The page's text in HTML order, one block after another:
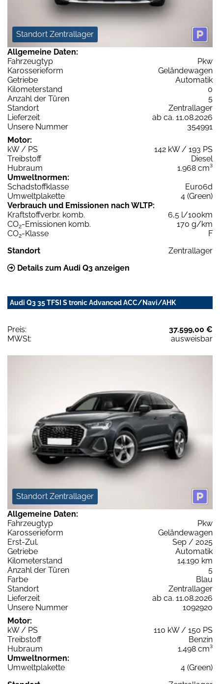
Standort Zentrallager
Allgemeine Daten:
Fahrzeugtyp
Pkw
Karosserieform
Geländewagen
Getriebe
Automatik
Kilometerstand
0
Anzahl der Türen
5
Standort
Zentrallager
Lieferzeit
ab ca. 11.08.2026
Unsere Nummer
354991
Motor:
kW / PS
142 kW / 193 PS
Treibstoff
Diesel
Hubraum
1.968 cm³
Umweltnormen:
Schadstoffklasse
Euro6d
Umweltplakette
4 (Green)
Verbrauch und Emissionen nach WLTP:
Kraftstoffverbr. komb.
6,5 l/100km
CO2-Emissionen komb.
170 g/km
CO2-Klasse
F
Standort
Zentrallager
Details zum Audi Q3 anzeigen
Audi Q3 35 TFSI S tronic Advanced ACC/Navi/AHK
Preis:
37.599,00 €
MWSt:
ausweisbar
Standort Zentrallager
Allgemeine Daten:
Fahrzeugtyp
Pkw
Karosserieform
Geländewagen
Erst-Zul.
Sep / 2025
Getriebe
Automatik
Kilometerstand
14.190 km
Anzahl der Türen
5
Farbe
Blau
Standort
Zentrallager
Lieferzeit
ab ca. 11.08.2026
Unsere Nummer
1092920
Motor:
kW / PS
110 kW / 150 PS
Treibstoff
Benzin
Hubraum
1.498 cm³
Umweltnormen:
Umweltplakette
4 (Green)